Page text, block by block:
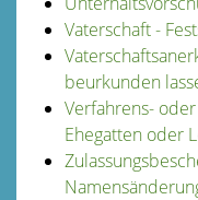
Vaterschaft -
beurkunden
Verfahrens-
Ehegatten oder